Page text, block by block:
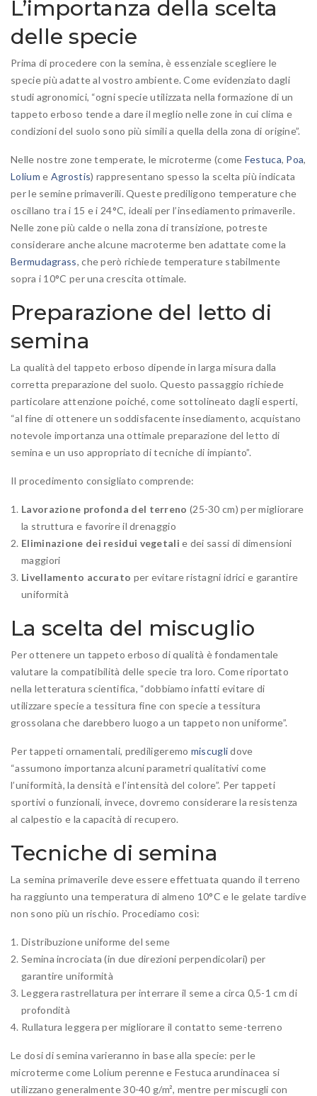
L’importanza della scelta
delle specie
Prima di procedere con la semina, è essenziale scegliere le
specie più adatte al vostro ambiente. Come evidenziato dagli
studi agronomici, “ogni specie utilizzata nella formazione di un
tappeto erboso tende a dare il meglio nelle zone in cui clima e
condizioni del suolo sono più simili a quella della zona di origine”.
Nelle nostre zone temperate, le microterme (come Festuca, Poa,
Lolium e Agrostis) rappresentano spesso la scelta più indicata
per le semine primaverili. Queste prediligono temperature che
oscillano tra i 15 e i 24°C, ideali per l’insediamento primaverile.
Nelle zone più calde o nella zona di transizione, potreste
considerare anche alcune macroterme ben adattate come la
Bermudagrass, che però richiede temperature stabilmente
sopra i 10°C per una crescita ottimale.
Preparazione del letto di
semina
La qualità del tappeto erboso dipende in larga misura dalla
corretta preparazione del suolo. Questo passaggio richiede
particolare attenzione poiché, come sottolineato dagli esperti,
“al fine di ottenere un soddisfacente insediamento, acquistano
notevole importanza una ottimale preparazione del letto di
semina e un uso appropriato di tecniche di impianto”.
Il procedimento consigliato comprende:
Lavorazione profonda del terreno (25-30 cm) per migliorare
la struttura e favorire il drenaggio
Eliminazione dei residui vegetali e dei sassi di dimensioni
maggiori
Livellamento accurato per evitare ristagni idrici e garantire
uniformità
La scelta del miscuglio
Per ottenere un tappeto erboso di qualità è fondamentale
valutare la compatibilità delle specie tra loro. Come riportato
nella letteratura scientifica, “dobbiamo infatti evitare di
utilizzare specie a tessitura fine con specie a tessitura
grossolana che darebbero luogo a un tappeto non uniforme”.
Per tappeti ornamentali, prediligeremo miscuglidove
“assumono importanza alcuni parametri qualitativi come
l’uniformità, la densità e l’intensità del colore”. Per tappeti
sportivi o funzionali, invece, dovremo considerare la resistenza
al calpestio e la capacità di recupero.
Tecniche di semina
La semina primaverile deve essere effettuata quando il terreno
ha raggiunto una temperatura di almeno 10°C e le gelate tardive
non sono più un rischio. Procediamo così:
Distribuzione uniforme del seme
Semina incrociata (in due direzioni perpendicolari) per
garantire uniformità
Leggera rastrellatura per interrare il seme a circa 0,5-1 cm di
profondità
Rullatura leggera per migliorare il contatto seme-terreno
Le dosi di semina varieranno in base alla specie: per le
microterme come Lolium perenne e Festuca arundinacea si
utilizzano generalmente 30-40 g/m², mentre per miscugli con